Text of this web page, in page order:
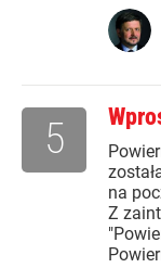
na
Z
5